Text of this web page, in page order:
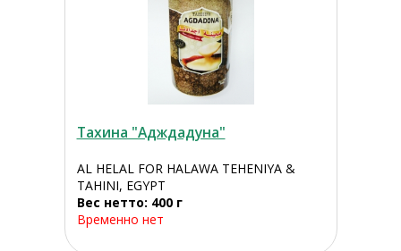
Тахина "Адждадуна"
AL HELAL FOR HALAWA TEHENIYA &
TAHINI, EGYPT
Вес нетто: 400 г
Временно нет